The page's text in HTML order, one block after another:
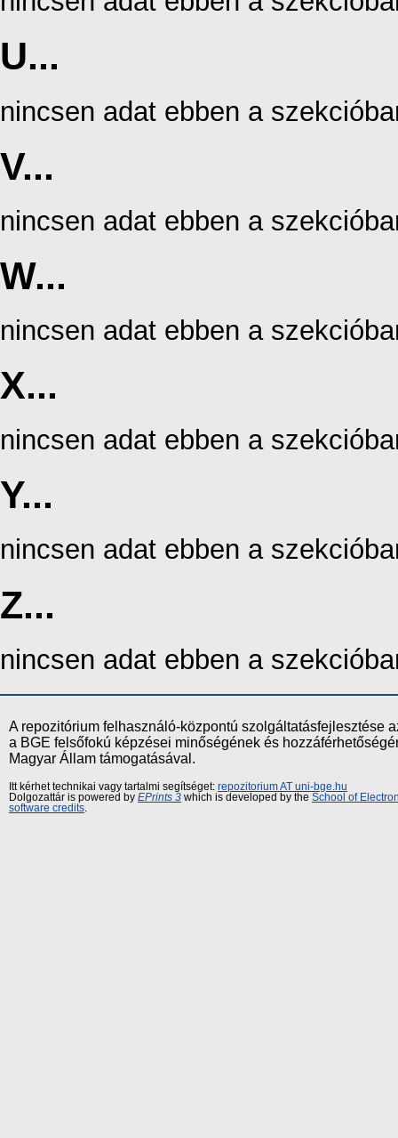
U...
nincsen adat ebben a
V...
nincsen adat ebben a
W...
nincsen adat ebben a
X...
nincsen adat ebben a
Y...
nincsen adat ebben a
Z...
nincsen adat ebben a
A repozitórium felhasználó-központú szolgáltatásfejlesztése
a BGE felsőfokú képzései minőségének és
Magyar Állam támogatásával.
Itt kérhet technikai vagy tartalmi segítséget: repozitorium AT uni-bge.hu
Dolgozattár is powered by EPrints 3 which is developed by the School of
software credits